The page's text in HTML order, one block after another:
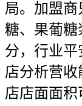
局。加盟
糖、果葡糖
分，行业平
店分析营
店店面面积